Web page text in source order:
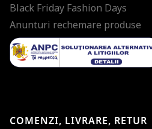
Black Friday Fashion Days
Anunturi rechemare produse
COMENZI, LIVRARE, RETUR